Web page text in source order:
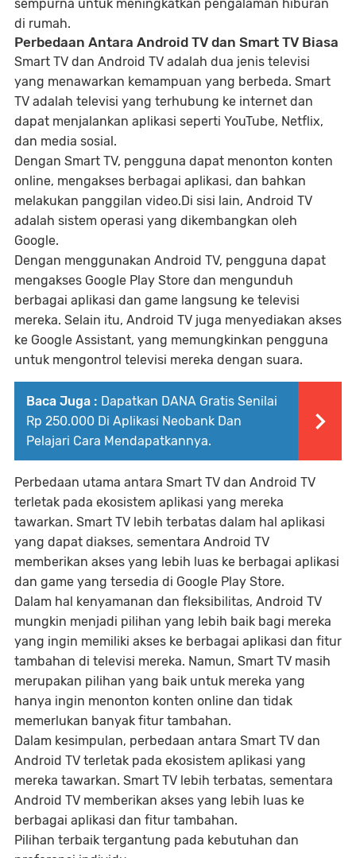
sempurna untuk meningkatkan pengalaman hiburan
di rumah.
Perbedaan Antara Android TV dan Smart TV Biasa
Smart TV dan Android TV adalah dua jenis televisi
yang menawarkan kemampuan yang berbeda. Smart
TV adalah televisi yang terhubung ke internet dan
dapat menjalankan aplikasi seperti YouTube, Netflix,
dan media sosial.
Dengan Smart TV, pengguna dapat menonton konten
online, mengakses berbagai aplikasi, dan bahkan
melakukan panggilan video.Di sisi lain, Android TV
adalah sistem operasi yang dikembangkan oleh
Google.
Dengan menggunakan Android TV, pengguna dapat
mengakses Google Play Store dan mengunduh
berbagai aplikasi dan game langsung ke televisi
mereka. Selain itu, Android TV juga menyediakan akses
ke Google Assistant, yang memungkinkan pengguna
untuk mengontrol televisi mereka dengan suara.
Baca Juga : Dapatkan DANA Gratis Senilai
Rp 250.000 Di Aplikasi Neobank Dan
Pelajari Cara Mendapatkannya.
Perbedaan utama antara Smart TV dan Android TV
terletak pada ekosistem aplikasi yang mereka
tawarkan. Smart TV lebih terbatas dalam hal aplikasi
yang dapat diakses, sementara Android TV
memberikan akses yang lebih luas ke berbagai aplikasi
dan game yang tersedia di Google Play Store.
Dalam hal kenyamanan dan fleksibilitas, Android TV
mungkin menjadi pilihan yang lebih baik bagi mereka
yang ingin memiliki akses ke berbagai aplikasi dan fitur
tambahan di televisi mereka. Namun, Smart TV masih
merupakan pilihan yang baik untuk mereka yang
hanya ingin menonton konten online dan tidak
memerlukan banyak fitur tambahan.
Dalam kesimpulan, perbedaan antara Smart TV dan
Android TV terletak pada ekosistem aplikasi yang
mereka tawarkan. Smart TV lebih terbatas, sementara
Android TV memberikan akses yang lebih luas ke
berbagai aplikasi dan fitur tambahan.
Pilihan terbaik tergantung pada kebutuhan dan